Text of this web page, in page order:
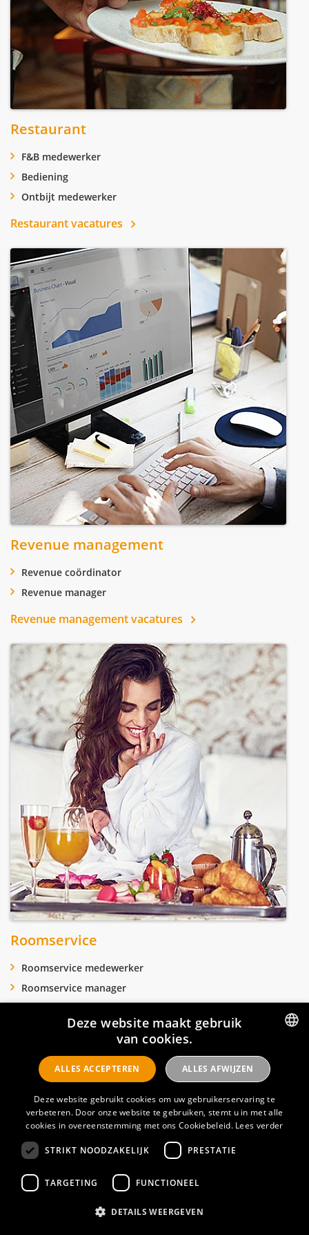
Restaurant
F&B medewerker
Bediening
Ontbijt medewerker
Restaurant vacatures
Revenue management
Revenue coördinator
Revenue manager
Revenue management vacatures
Roomservice
Roomservice medewerker
Roomservice manager
Roomservice vacatures
DUTCH
ENGLISH
Deze website maakt gebruik
van cookies.
Deze website gebruikt cookies om uw gebruikerservaring te
verbeteren. Door onze website te gebruiken, stemt u in met alle
cookies in overeenstemming met ons Cookiebeleid. Lees verder
STRIKT NOODZAKELIJK PRESTATIE
TARGETING FUNCTIONEEL
ALLES ACCEPTEREN ALLES AFWIJZEN
DETAILS WEERGEVEN